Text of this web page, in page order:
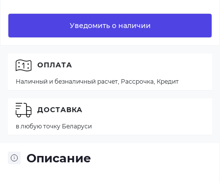
Уведомить о наличии
Описание
ОПЛАТА
Наличный и безналичный расчет, Рассрочка, Кредит
ДОСТАВКА
в любую точку Беларуси